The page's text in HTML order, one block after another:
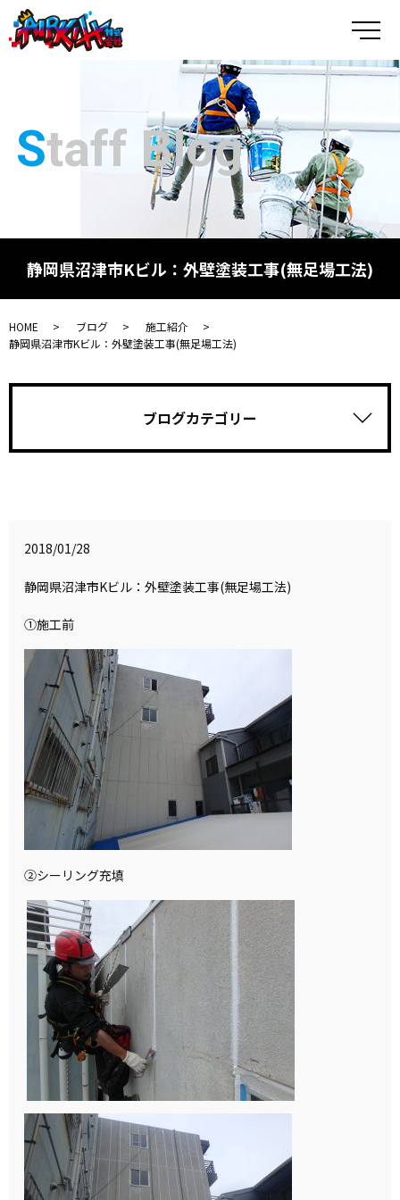
メ
Staff Blog
静岡県沼津市Kビル：外壁塗装工事(無足場工法)
HOME ブログ
施工紹介
静岡県沼津市Kビル：外壁塗装工事(無足場工法)
ブログカテゴリー
2018/01/28
静岡県沼津市Kビル：外壁塗装工事(無足場工法)
①施工前
②シーリング充填